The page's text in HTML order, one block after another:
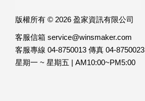
版權所有 © 2026 盈家資訊有限公司
客服信箱 service@winsmaker.com
客服專線 04-8750013 傳真 04-8750023
星期一 ~ 星期五 | AM10:00~PM5:00